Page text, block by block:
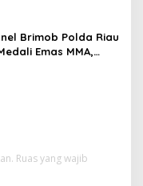
Tanjung Datuk
Brimob Polda Riau
Emas MMA,
Ruas yang wajib